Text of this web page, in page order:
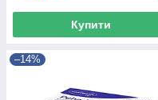
Купити
–14%